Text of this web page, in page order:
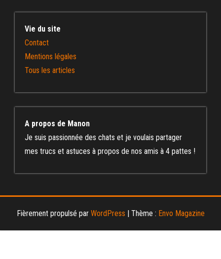
Vie du site
Contact
Mentions légales
Tous les articles
A propos de Manon
Je suis passionnée des chats et je voulais partager
mes trucs et astuces à propos de nos amis à 4 pattes !
Fièrement propulsé par WordPress Thème : Envo Magazine